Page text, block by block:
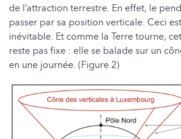
de l’attraction terrestre. En effet, le
passer par sa position verticale. Ceci
inévitable. Et comme la Terre tourne,
reste pas fixe : elle se balade sur un
en une journée. (Figure 2)